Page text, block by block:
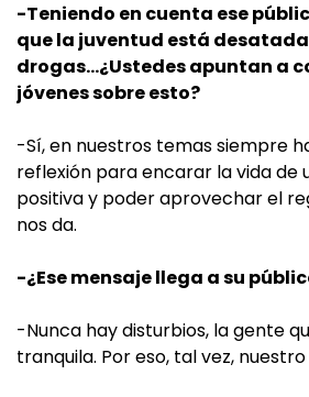
-Teniendo en cuenta ese
que la juventud está
drogas…¿Ustedes apuntan a
jóvenes sobre esto?
-Sí, en nuestros temas siempre
reflexión para encarar la vida de
positiva y poder aprovechar el
nos da.
-¿Ese mensaje llega a su
-Nunca hay disturbios, la gente
tranquila. Por eso, tal vez,